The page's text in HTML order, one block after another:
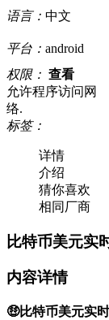
语言： 中文
平台： android
权限： 查看
允许程序访问网
络.
标签：
详情
介绍
猜你喜欢
相同厂商
比特币美元实
内容详情
🤑比特币美元实